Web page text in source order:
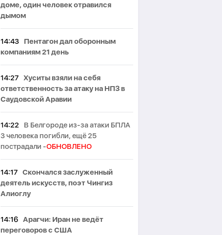
доме, один человек отравился
дымом
14:43
Пентагон дал оборонным
компаниям 21 день
14:27 Хуситы взяли на себя
ответственность за атаку на НПЗ в
Саудовской Аравии
14:22
В Белгороде из-за атаки БПЛА
3 человека погибли, ещё 25
пострадали -ОБНОВЛЕНО
14:17 Скончался заслуженный
деятель искусств, поэт Чингиз
Алиоглу
14:16 Арагчи: Иран не ведёт
переговоров с США